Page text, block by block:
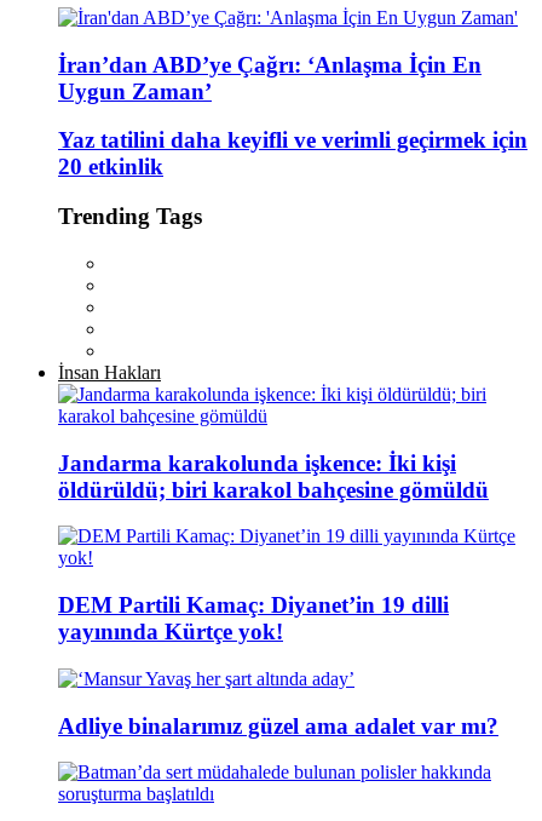
İran’dan ABD’ye Çağrı: ‘Anlaşma İçin En
Uygun Zaman’
Yaz tatilini daha keyifli ve verimli geçirmek için
20 etkinlik
Trending Tags
İnsan Hakları
Jandarma karakolunda işkence: İki kişi
öldürüldü; biri karakol bahçesine gömüldü
DEM Partili Kamaç: Diyanet’in 19 dilli
yayınında Kürtçe yok!
Adliye binalarımız güzel ama adalet var mı?